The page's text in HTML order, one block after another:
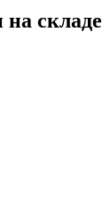
на складе